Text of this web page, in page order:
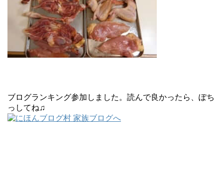
ブログランキング参加しました。読んで良かったら、ぽち
っしてね♫